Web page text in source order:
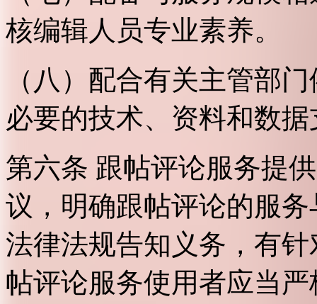
核编辑人员专业素养。
（八）配合有关主管部
必要的技术、资料和数
第六条 跟帖评论服务提
议，明确跟帖评论的服
法律法规告知义务，有
帖评论服务使用者应当